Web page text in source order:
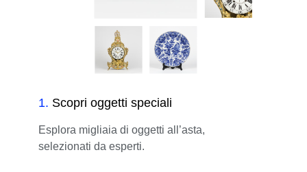
1. Scopri oggetti speciali
Esplora migliaia di oggetti all’asta,
selezionati da esperti.